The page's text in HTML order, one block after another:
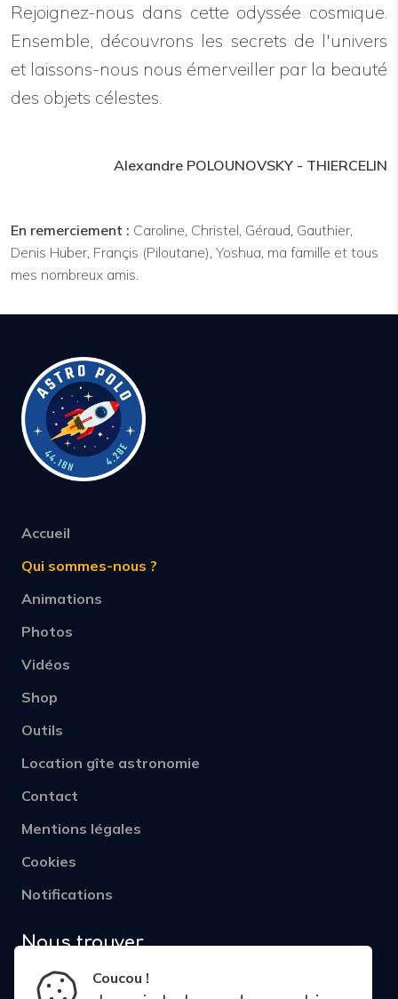
Rejoignez-nous dans cette odyssée cosmique.
Ensemble, découvrons les secrets de l'univers
et laissons-nous nous émerveiller par la beauté
des objets célestes.
Alexandre POLOUNOVSKY - THIERCELIN
En remerciement : Caroline, Christel, Géraud, Gauthier,
Denis Huber, Françis (Piloutane), Yoshua, ma famille et tous
mes nombreux amis.
Coucou !
Accueil
Qui sommes-nous ?
Animations
Photos
Vidéos
Shop
Outils
Location gîte astronomie
Contact
Mentions légales
Cookies
Notifications
Nous trouver
Astro Polo